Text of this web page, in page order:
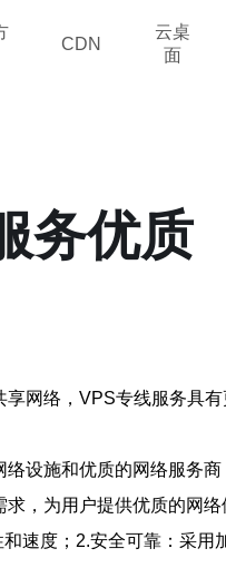
CDN
云桌
面
务优质
网络，VPS专线服务具
设施和优质的网络服务
，为用户提供优质的网络
速度；2.安全可靠：采用